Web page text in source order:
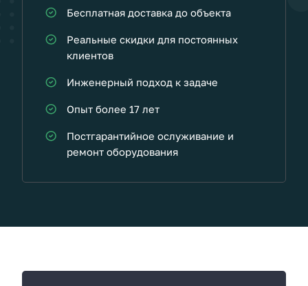
Бесплатная доставка до объекта
Реальные скидки для постоянных
клиентов
Инженерный подход к задаче
Опыт более 17 лет
Постгарантийное ослуживание и
ремонт оборудования
К